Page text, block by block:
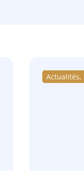
Actualités,